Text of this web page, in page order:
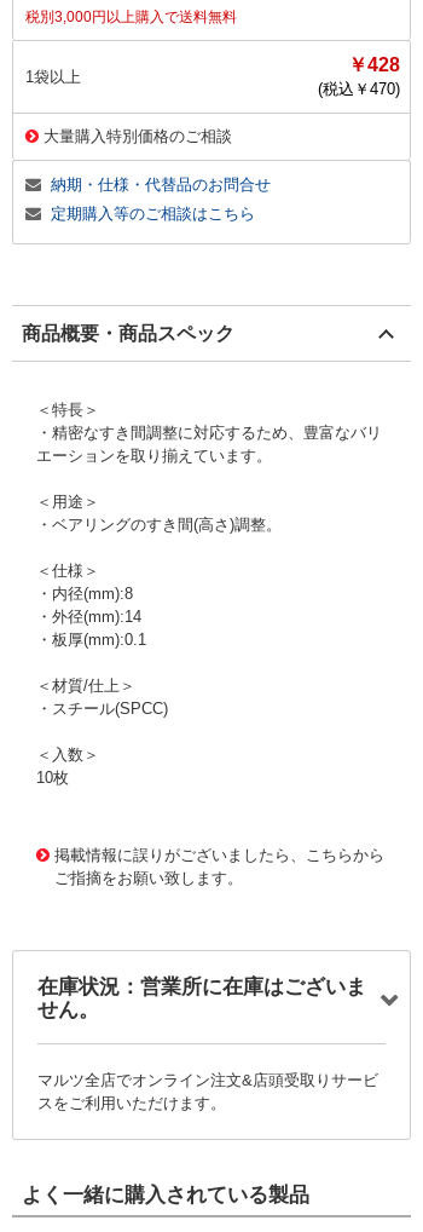
税別3,000円以上購入で送料無料
1袋以上
￥428
(税込￥ 470)
大量購入特別価格のご相談
納期・仕様・代替品のお問合せ
定期購入等のご相談はこちら
商品概要・商品スペック
＜特長＞
・精密なすき間調整に対応するため、豊富なバリ
エーションを取り揃えています。
＜用途＞
・ベアリングのすき間(高さ)調整。
＜仕様＞
・内径(mm):8
・外径(mm):14
・板厚(mm):0.1
＜材質/仕上＞
・スチール(SPCC)
＜入数＞
10枚
掲載情報に誤りがございましたら、こちらから
ご指摘をお願い致します。
在庫状況：営業所に在庫はございま
せん。
マルツ全店でオンライン注文&店頭受取りサービ
スをご利用いただけます。
よく一緒に購入されている製品